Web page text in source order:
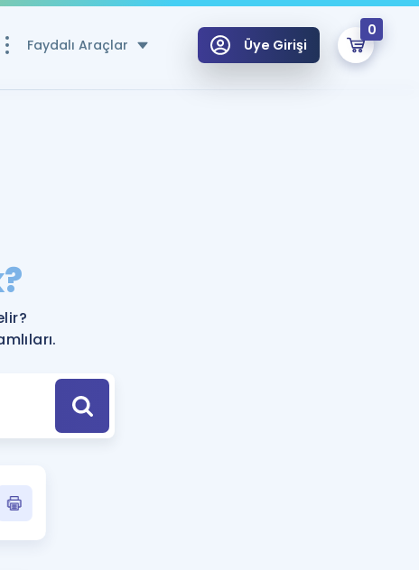
Faydalı Araçlar
Hesaplama Aracı
Hazırlananlar için Öneriler
Tek Takvimde
Sınavlarla İlgili Haberler
Üye Girişi
0
Hoca ile seni sınava hazırlayacak onlarca eğitim seni bekliyor!